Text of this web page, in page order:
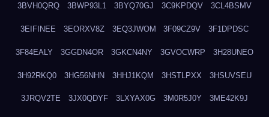
3BVH0QRQ 3BWP93L1 3BYQ70GJ 3C9KPDQV 3CL4BSMV
3EIFINEE 3EORXV8Z 3EQ3JWOM 3F09CZ9V 3F1DPDSC
3F84EALY 3GGDN4OR 3GKCN4NY 3GVOCWRP 3H28UNEO
3H92RKQ0 3HG56NHN 3HHJ1KQM 3HSTLPXX 3HSUVSEU
3JRQV2TE 3JX0QDYF 3LXYAX0G 3M0R5J0Y 3ME42K9J